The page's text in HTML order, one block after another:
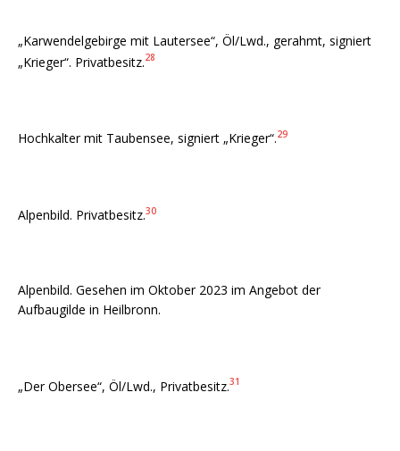
„Karwendelgebirge mit Lautersee“, Öl/Lwd., gerahmt, signiert
„Krieger“. Privatbesitz.28
Hochkalter mit Taubensee, signiert „Krieger“.29
Alpenbild. Privatbesitz.30
Alpenbild. Gesehen im Oktober 2023 im Angebot der
Aufbaugilde in Heilbronn.
„Der Obersee“, Öl/Lwd., Privatbesitz.31